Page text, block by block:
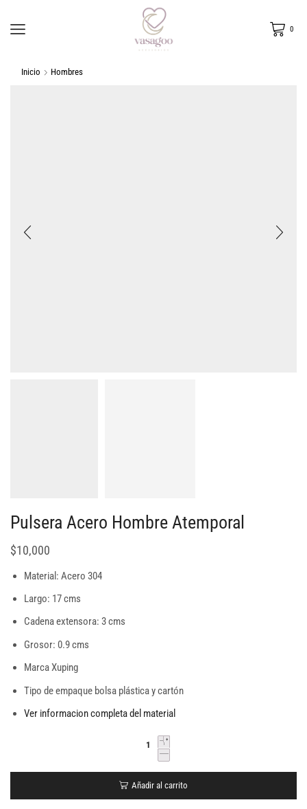
0
Inicio Hombres
Pulsera Acero Hombre Atemporal
$10,000
Material: Acero 304
Largo: 17 cms
Cadena extensora: 3 cms
Grosor: 0.9 cms
Marca Xuping
Tipo de empaque bolsa plástica y cartón
Ver informacion completa del material
Añadir al carrito